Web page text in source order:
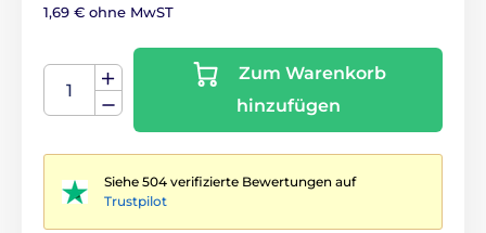
1,69 € ohne MwST
Zum Warenkorb
hinzufügen
Siehe 504 verifizierte Bewertungen auf
Trustpilot